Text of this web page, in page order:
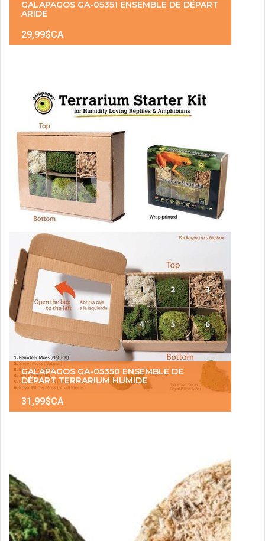
GALAPAGOS GA-05351 ENSEMBLE DE DÉPART
ARIDE
29,99$CA
GALAPAGOS GA-05350 ENSEMBLE DE
DÉPART TERRARIUM HUMIDE
31,99$CA